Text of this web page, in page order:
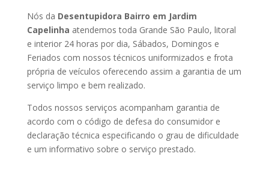
Nós da Desentupidora Bairro em Jardim
Capelinha atendemos toda Grande São Paulo, litoral
e interior 24 horas por dia, Sábados, Domingos e
Feriados com nossos técnicos uniformizados e frota
própria de veículos oferecendo assim a garantia de um
serviço limpo e bem realizado.
Todos nossos serviços acompanham garantia de
acordo com o código de defesa do consumidor e
declaração técnica especificando o grau de dificuldade
e um informativo sobre o serviço prestado.